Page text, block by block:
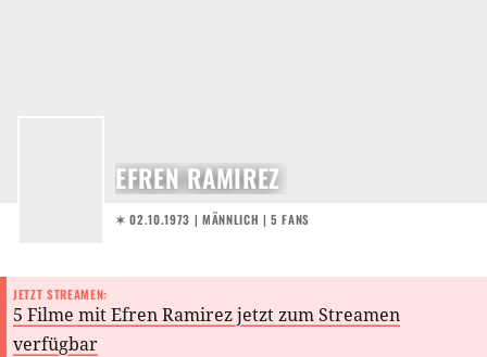
EFREN RAMIREZ
✶ 02.10.1973 | MÄNNLICH | 5 FANS
JETZT STREAMEN:
5 Filme mit Efren Ramirez jetzt zum Streamen
verfügbar